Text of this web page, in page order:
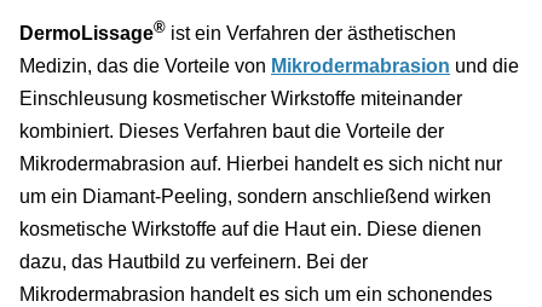
DermoLissage® ist ein Verfahren der ästhetischen
Medizin, das die Vorteile von Mikrodermabrasion und die
Einschleusung kosmetischer Wirkstoffe miteinander
kombiniert. Dieses Verfahren baut die Vorteile der
Mikrodermabrasion auf. Hierbei handelt es sich nicht nur
um ein Diamant-Peeling, sondern anschließend wirken
kosmetische Wirkstoffe auf die Haut ein. Diese dienen
dazu, das Hautbild zu verfeinern. Bei der
Mikrodermabrasion handelt es sich um ein schonendes